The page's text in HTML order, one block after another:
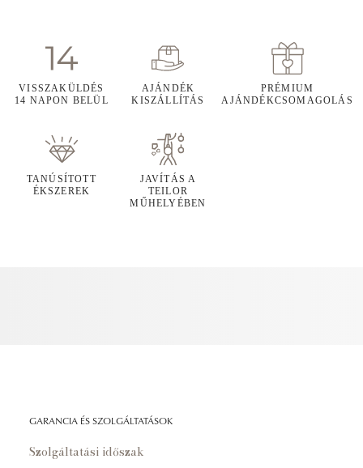
VISSZAKÜLDÉS
14 NAPON BELÜL
AJÁNDÉK
KISZÁLLÍTÁS
PRÉMIUM
AJÁNDÉKCSOMAGOLÁS
TANÚSÍTOTT
ÉKSZEREK
JAVÍTÁS A
TEILOR
MŰHELYÉBEN
GARANCIA ÉS SZOLGÁLTATÁSOK
Szolgáltatási időszak